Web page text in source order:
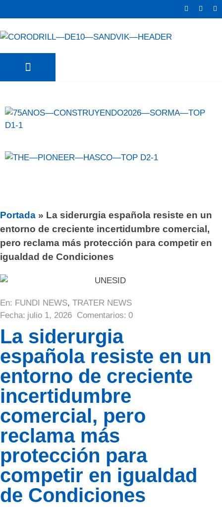
Portada » La siderurgia española resiste en un
entorno de creciente incertidumbre comercial,
pero reclama más protección para competir en
igualdad de Condiciones
En: FUNDI NEWS, TRATER NEWS
Fecha: julio 1, 2026 Comentarios: 0
La siderurgia
española resiste en un
entorno de creciente
incertidumbre
comercial, pero
reclama más
protección para
competir en igualdad
de Condiciones